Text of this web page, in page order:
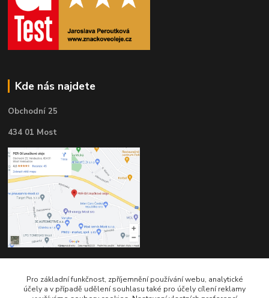
Kde nás najdete
Obchodní 25
434 01 Most
Kontakty
Pro základní funkčnost, zpříjemnění používání webu, analytické
účely a v případě udělení souhlasu také pro účely cílení reklamy